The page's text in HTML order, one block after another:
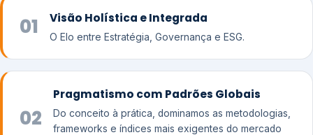
01 Visão Holística e Integrada
O Elo entre Estratégia, Governança e ESG.
02
Pragmatismo com Padrões Globais
Do conceito à prática, dominamos as metodologias,
frameworks e índices mais exigentes do mercado